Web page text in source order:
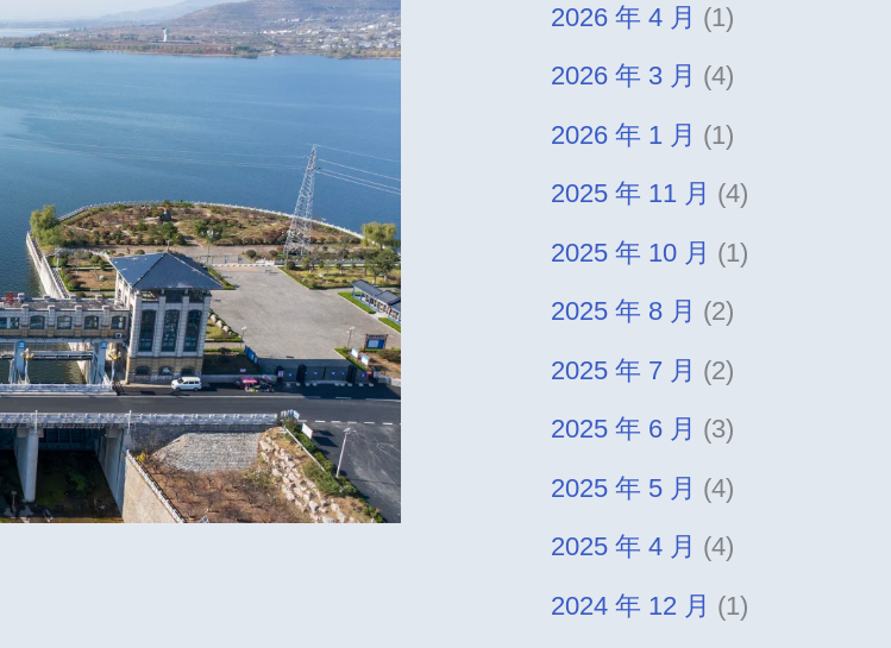
2026 年 4 月 (1)
2026 年 3 月 (4)
2026 年 1 月 (1)
2025 年 11 月 (4)
2025 年 10 月 (1)
2025 年 8 月 (2)
2025 年 7 月 (2)
2025 年 6 月 (3)
2025 年 5 月 (4)
2025 年 4 月 (4)
2024 年 12 月 (1)